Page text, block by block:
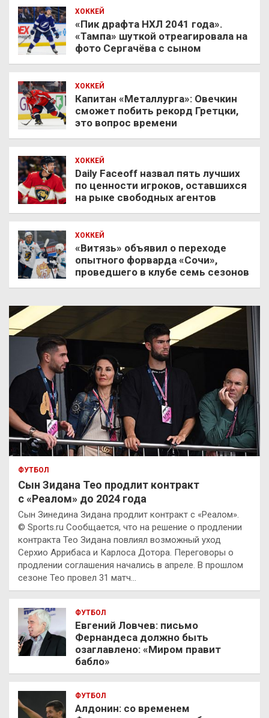
ХОККЕЙ
«Пик драфта НХЛ 2041 года».
«Тампа» шуткой отреагировала на
фото Сергачёва с сыном
ХОККЕЙ
Капитан «Металлурга»: Овечкин
сможет побить рекорд Гретцки,
это вопрос времени
ХОККЕЙ
Daily Faceoff назвал пять лучших
по ценности игроков, оставшихся
на рыке свободных агентов
ХОККЕЙ
«Витязь» объявил о переходе
опытного форварда «Сочи»,
проведшего в клубе семь сезонов
ФУТБОЛ
Сын Зидана Тео продлит контракт
с «Реалом» до 2024 года
Сын Зинедина Зидана продлит контракт с «Реалом».
© Sports.ru Сообщается, что на решение о продлении
контракта Тео Зидана повлиял возможный уход
Серхио Аррибаса и Карлоса Дотора. Переговоры о
продлении соглашения начались в апреле. В прошлом
сезоне Тео провел 31 матч…
ФУТБОЛ
Евгений Ловчев: письмо
Фернандеса должно быть
озаглавлено: «Миром правит
бабло»
ФУТБОЛ
Алдонин: со временем